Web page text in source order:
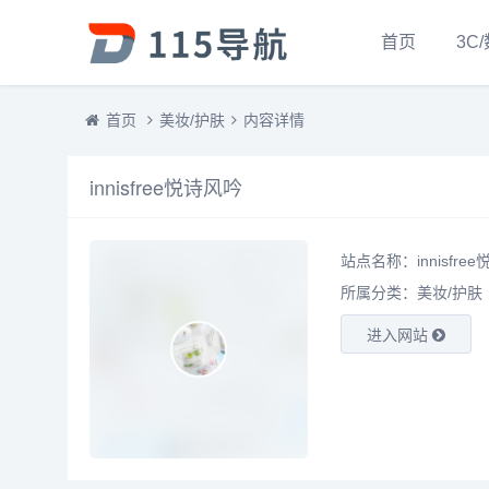
首页 3C/
首页 美妆/护肤 内容详情
innisfree悦诗风吟
站点名称：innisfree
所属分类： 美妆/护肤
进入网站